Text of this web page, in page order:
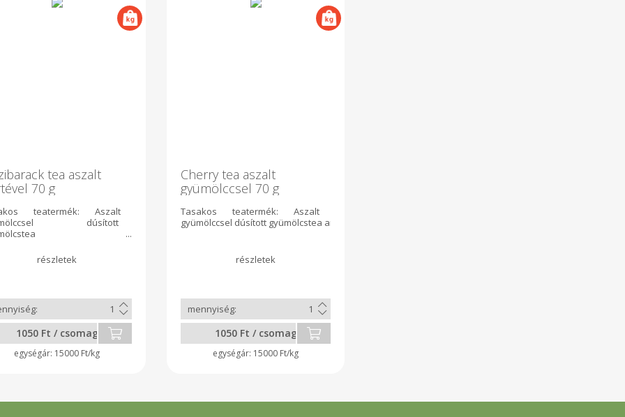
tea aszalt
70 g
teatermék: Aszalt
dúsított
1050 Ft / csomag
15000 Ft/kg
Cherry tea aszalt
gyümölccsel 70 g
Tasakos teatermék: Aszalt
gyümölccsel dúsított gyümölcstea aromatartó tasakban
1050 Ft / csomag
15000 Ft/kg